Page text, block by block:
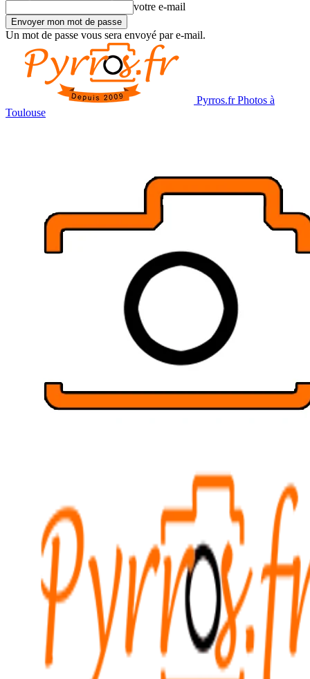
votre e-mail
Un mot de passe vous sera envoyé par e-mail.
Pyrros.fr Photos à
Toulouse